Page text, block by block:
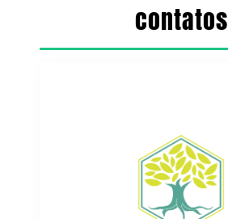
contatos